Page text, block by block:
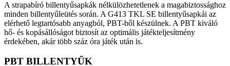
A strapabíró billentyűsapkák nélkülözhetetlenek a magabiztossághoz
minden billentyűleütés során. A G413 TKL SE billentyűsapkái az
elérhető legtartósabb anyagból, PBT-ből készülnek. A PBT kiváló
hő- és kopásállóságot biztosít az optimális játékteljesítmény
érdekében, akár több száz óra játék után is.
PBT BILLENTYŰK